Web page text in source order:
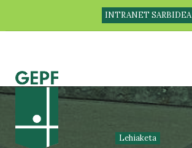
INTRANET SARBIDEA
Lehiaketa